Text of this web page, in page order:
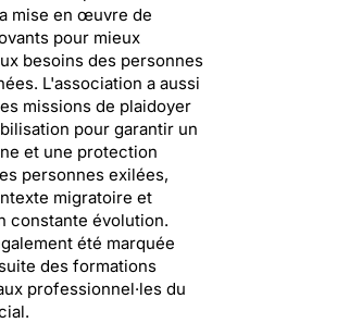
mise en œuvre de
pour mieux
besoins des personnes
L'association a aussi
missions de plaidoyer
pour garantir un
et une protection
personnes exilées,
migratoire et
constante évolution.
été marquée
des formations
professionnel·les du